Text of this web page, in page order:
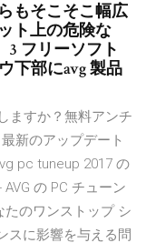
もそこそこ幅広
ト上の危険な
フリーソフト
下部にavg 製品
ますか？無料アンチ
新のアップデート
pc tuneup 2017 の
の PC チューン
のワンストップ シ
スに影響を与える問